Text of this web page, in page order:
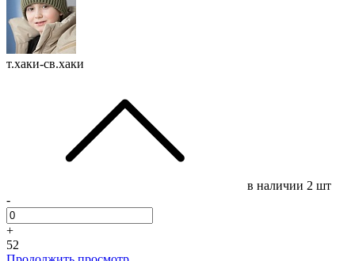
т.хаки-св.хаки
в наличии 2 шт
-
+
52